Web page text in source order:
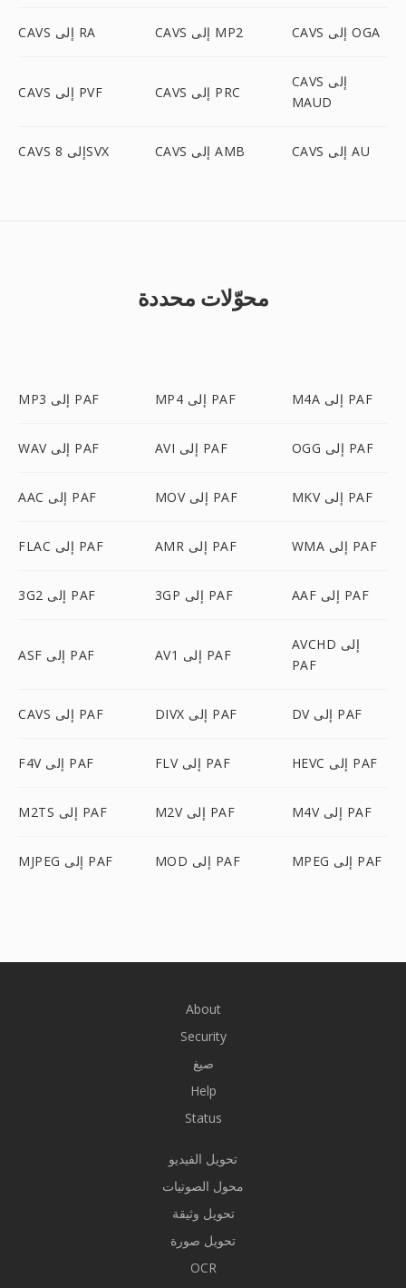
CAVS إلى RA CAVS إلى MP2 CAVS إلى OGA
CAVS إلى PVF CAVS إلى PRC
CAVS إلى
MAUD
CAVS إلى 8SVX CAVS إلى AMB CAVS إلى AU
محوّلات محددة
MP3 إلى PAF MP4 إلى PAF M4A إلى PAF
WAV إلى PAF AVI إلى PAF OGG إلى PAF
AAC إلى PAF MOV إلى PAF MKV إلى PAF
FLAC إلى PAF AMR إلى PAF WMA إلى PAF
3G2 إلى PAF 3GP إلى PAF AAF إلى PAF
ASF إلى PAF AV1 إلى PAF
AVCHD إلى
PAF
CAVS إلى PAF DIVX إلى PAF DV إلى PAF
F4V إلى PAF FLV إلى PAF HEVC إلى PAF
M2TS إلى PAF M2V إلى PAF M4V إلى PAF
MJPEG إلى PAF MOD إلى PAF MPEG إلى PAF
About
Security
صيغ
Help
Status
تحويل الفيديو
محول الصوتيات
تحويل وثيقة
تحويل صورة
OCR